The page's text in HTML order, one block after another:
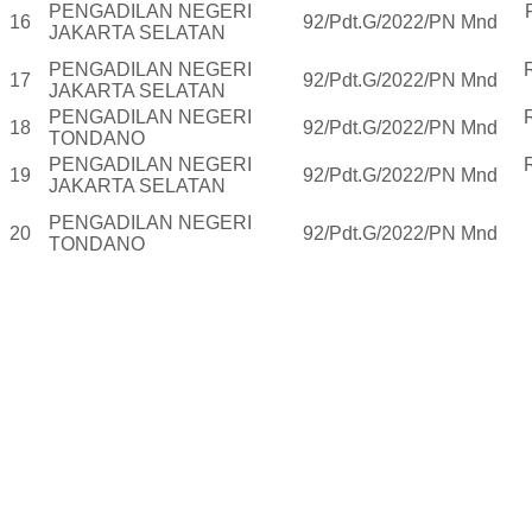
16
PENGADILAN NEGERI
JAKARTA SELATAN
92/Pdt.G/2022/PN Mnd
17
PENGADILAN NEGERI
JAKARTA SELATAN
92/Pdt.G/2022/PN Mnd
18
PENGADILAN NEGERI
TONDANO
92/Pdt.G/2022/PN Mnd
19
PENGADILAN NEGERI
JAKARTA SELATAN
92/Pdt.G/2022/PN Mnd
20
PENGADILAN NEGERI
TONDANO
92/Pdt.G/2022/PN Mnd